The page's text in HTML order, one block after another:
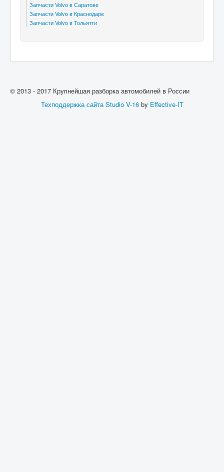
Запчасти Volvo в Саратове
Запчасти Volvo в Краснодаре
Запчасти Volvo в Тольятти
© 2013 - 2017 Крупнейшая разборка автомобилей в России
Техподдержка сайта Studio V-16by Effective-IT